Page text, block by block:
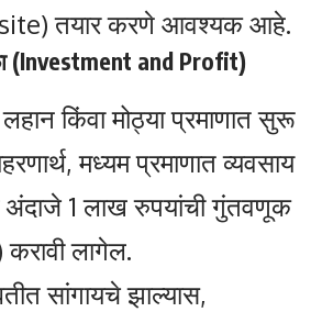
तयार करणे आवश्यक आहे.
(Investment and Profit)
लहान किंवा मोठ्या प्रमाणात सुरू
मध्यम प्रमाणात व्यवसाय
अंदाजे 1 लाख रुपयांची गुंतवणूक
लागेल.
सांगायचे झाल्यास,